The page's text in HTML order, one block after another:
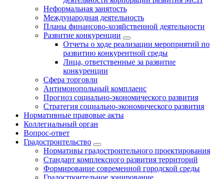
Неформальная занятость
Международная деятельность
Планы финансово-хозяйственной деятельности
Развитие конкуренции
Отчеты о ходе реализации мероприятий по
развитию конкурентной среды
Лица, ответственные за развитие
конкуренции
Сфера торговли
Антимонопольный комплаенс
Прогноз социально-экономического развития
Стратегия социально-экономического развития
Нормативные правовые акты
Коллегиальный орган
Вопрос-ответ
Градостроительство
Нормативы градостроительного проектирования
Стандарт комплексного развития территорий
Формирование современной городской среды